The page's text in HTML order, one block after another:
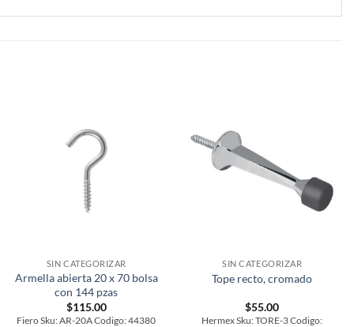
SIN CATEGORIZAR
Armella abierta 20 x 70 bolsa
con 144 pzas
$115.00
Fiero Sku: AR-20A Codigo: 44380
SIN CATEGORIZAR
Tope recto, cromado
$55.00
Hermex Sku: TORE-3 Codigo: